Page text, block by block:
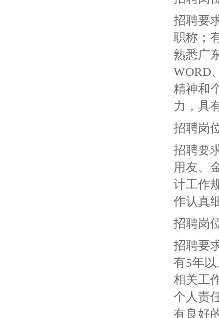
招聘要
职称；
熟悉广
WORD
精神和
力，具
招聘岗
招聘要
用友、
计工作
作认真
招聘岗
招聘要
有5年
相关工
个人责
有良好